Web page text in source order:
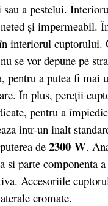
a pestelui.
şi impermeabil.
interiorul cuptorului.
se vor depune pe
pentru a putea fi mai
În plus, pereții
pentru a
intr-un inalt
de 2300 W.
si parte componenta
Accesoriile
cromate.